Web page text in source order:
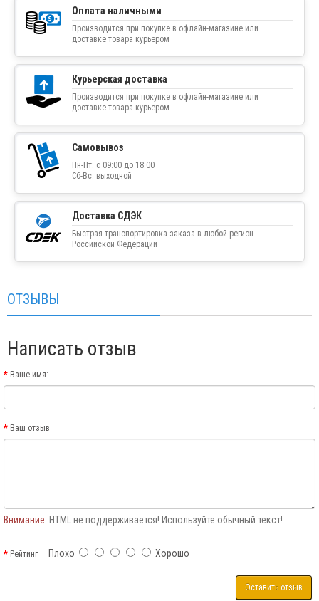
Оплата наличными
Производится при покупке в офлайн-магазине или
доставке товара курьером
Курьерская доставка
Производится при покупке в офлайн-магазине или
доставке товара курьером
Самовывоз
Пн-Пт: с 09:00 до 18:00
Сб-Вс: выходной
Доставка СДЭК
Быстрая транспортировка заказа в любой регион
Российской Федерации
ОТЗЫВЫ
Написать отзыв
Ваше имя:
Ваш отзыв
Внимание: HTML не поддерживается! Используйте обычный текст!
РейтингПлохо Хорошо
Оставить отзыв